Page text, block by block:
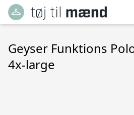
Geyser Funktions
4x-large